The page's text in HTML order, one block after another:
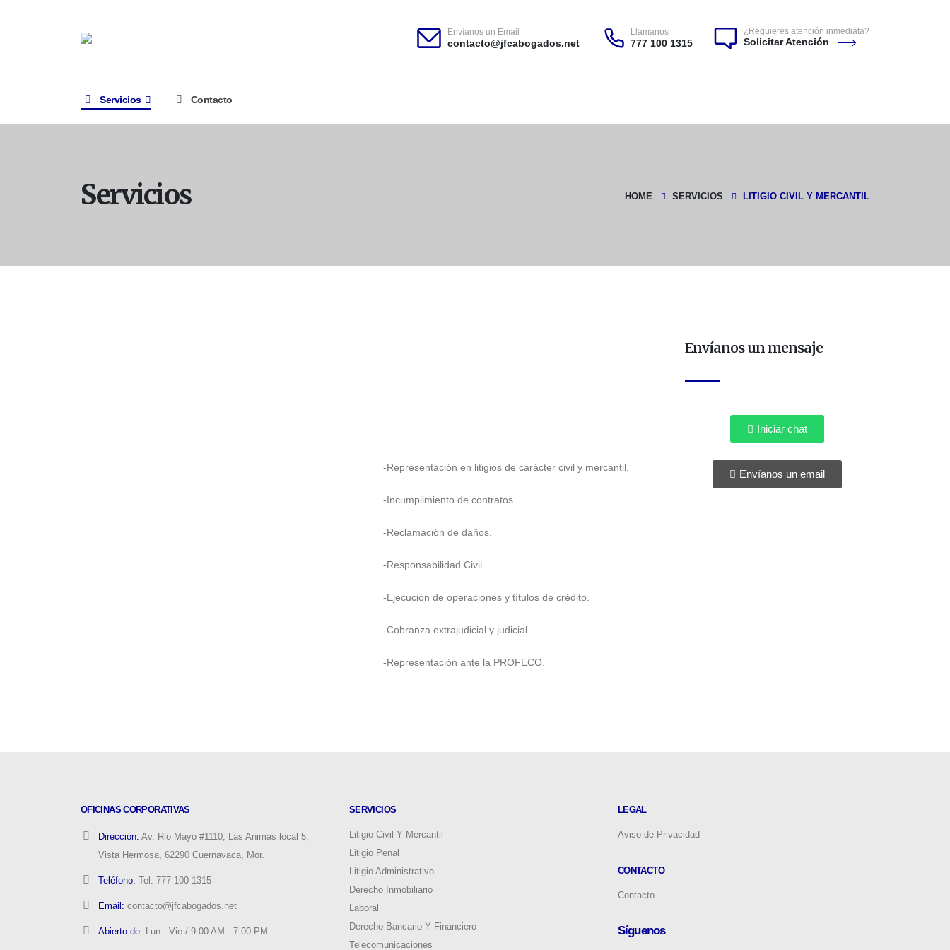
Envíanos un Email
contacto@jfcabogados.net
Llámanos
777 100 1315
¿Requieres atención inmediata?
Solicitar Atención
Servicios Contacto
Servicios HOME SERVICIOS LITIGIO CIVIL Y MERCANTIL
-Representación en litigios de carácter civil y mercantil.
-Incumplimiento de contratos.
-Reclamación de daños.
-Responsabilidad Civil.
-Ejecución de operaciones y títulos de crédito.
-Cobranza extrajudicial y judicial.
-Representación ante la PROFECO.
Envíanos un mensaje
Iniciar chat
Envíanos un email
OFICINAS CORPORATIVAS
Dirección: Av. Rio Mayo #1110, Las Animas local 5,
Vista Hermosa, 62290 Cuernavaca, Mor.
Teléfono: Tel: 777 100 1315
Email: contacto@jfcabogados.net
Abierto de: Lun - Vie / 9:00 AM - 7:00 PM
SERVICIOS
Litigio Civil Y Mercantil
Litigio Penal
Litigio Administrativo
Derecho Inmobiliario
Laboral
Derecho Bancario Y Financiero
Telecomunicaciones
LEGAL
Aviso de Privacidad
CONTACTO
Contacto
Síguenos